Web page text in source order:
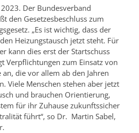
Der Bundesverband
den Gesetzesbeschluss zum
„Es ist wichtig, dass der
Heizungstausch jetzt steht. Für
kann dies erst der Startschuss
Verpflichtungen zum Einsatz von
die vor allem ab den Jahren
Viele Menschen stehen aber jetzt
und brauchen Orientierung,
für ihr Zuhause zukunftssicher
führt“, so Dr. Martin Sabel,